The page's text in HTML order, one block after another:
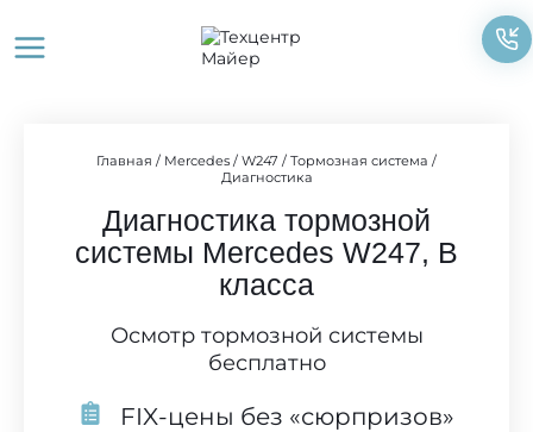
содержимому
Главная / Mercedes / W247 / Тормозная система /
Диагностика
Диагностика тормозной
системы Mercedes W247, B
класса
Осмотр тормозной системы
бесплатно
FIX-цены без «сюрпризов»